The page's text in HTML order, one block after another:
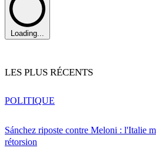
Loading...
LES PLUS RÉCENTS
Sánchez riposte contre Meloni : l'Italie
rétorsion
POLITIQUE